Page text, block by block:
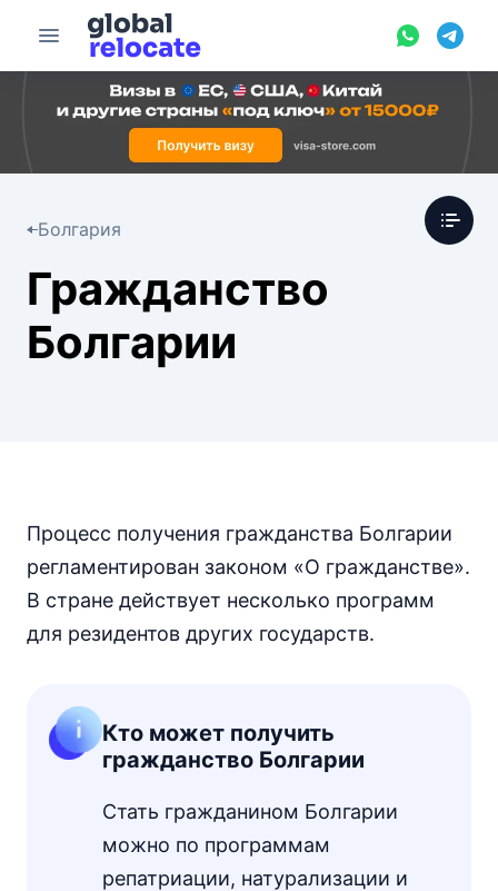
Болгария
Гражданство
Болгарии
Процесс получения гражданства Болгарии
регламентирован законом «О гражданстве».
В стране действует несколько программ
для резидентов других государств.
Кто может получить
гражданство Болгарии
Стать гражданином Болгарии
можно по программам
репатриации, натурализации и